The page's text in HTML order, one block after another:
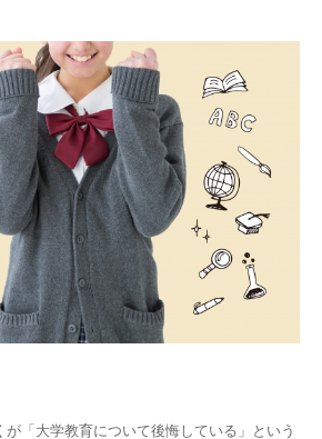
「大学教育について後悔している」という